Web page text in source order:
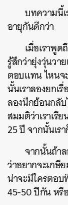
บทความนี้
อายุกันดีกว่า
เมื่อเราพู
รู้สึกว่ายุ่งวุ่นวา
ตอบแทน ไหนจ
นั้นเราลองยกเ
ลองนึกย้อนกลับ
สมมติว่าเราเรี
25 ปี จากนั้นเร
จากนั้นถ้า
ว่าอยากจะเกษี
น่าจะมีใครตอบ
45-50 ปีกัน หรื